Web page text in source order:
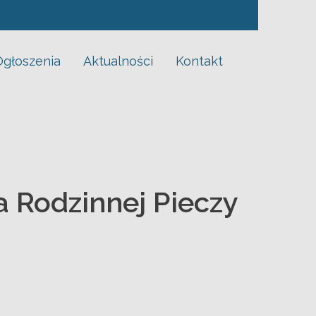
Aktualności Kontakt
Pieczy